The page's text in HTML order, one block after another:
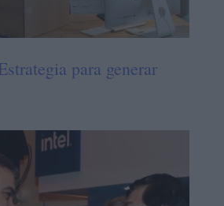
para generar